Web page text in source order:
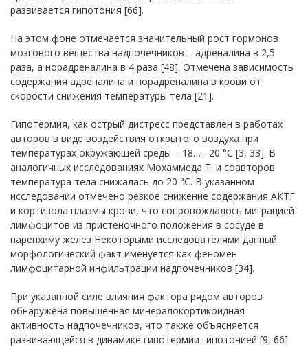
развивается гипотония [66].
На этом фоне отмечается значительный рост гормонов
мозгового вещества надпочечников – адреналина в 2,5
раза, а норадреналина в 4 раза [48]. Отмечена зависимость
содержания адреналина и норадреналина в крови от
скорости снижения температуры тела [21].
Гипотермия, как острый дистресс представлен в работах
авторов в виде воздействия открытого воздуха при
температурах окружающей среды – 18…– 20 °С [3, 33]. В
аналогичных исследованиях Мохаммеда Т. и соавторов
температура тела снижалась до 20 °С. В указанном
исследовании отмечено резкое снижение содержания АКТГ
и кортизола плазмы крови, что сопровождалось миграцией
лимфоцитов из пристеночного положения в сосуде в
паренхиму желез Некоторыми исследователями данный
морфологический факт именуется как феномен
лимфоцитарной инфильтрации надпочечников [34].
При указанной силе влияния фактора рядом авторов
обнаружена повышенная минералокортикоидная
активность надпочечников, что также объясняется
развивающейся в динамике гипотермии гипотонией [9, 66]